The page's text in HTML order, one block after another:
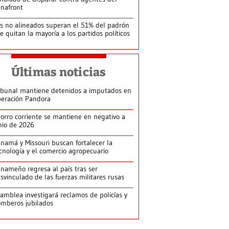
no alineados superan el 51% del padrón
quitan la mayoría a los partidos políticos
Últimas noticias
mantiene detenidos a imputados en
Pandora
corriente se mantiene en negativo a
de 2026
y Missouri buscan fortalecer la
y el comercio agropecuario
regresa al país tras ser
de las fuerzas militares rusas
investigará reclamos de policías y
jubilados